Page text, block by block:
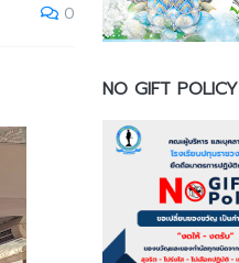
0
NO GIFT POLICY